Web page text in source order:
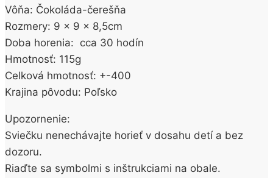
Vôňa: Čokoláda-čerešňa
Rozmery: 9 x 9 x 8,5cm
Doba horenia: cca 30 hodín
Hmotnosť: 115g
Celková hmotnosť: +-400
Krajina pôvodu: Poľsko
Upozornenie:
Sviečku nenechávajte horieť v dosahu detí a bez
dozoru.
Riaďte sa symbolmi s inštrukciami na obale.